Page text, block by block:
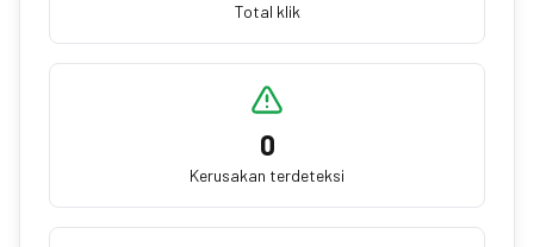
Total klik
0
Kerusakan terdeteksi